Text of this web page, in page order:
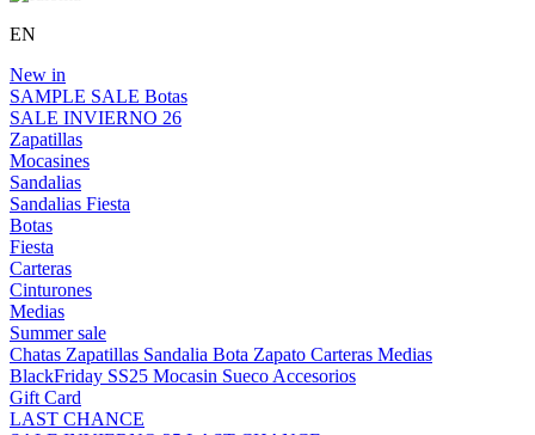
EN
New in
SAMPLE SALE Botas
SALE INVIERNO 26
Zapatillas
Mocasines
Sandalias
Sandalias Fiesta
Botas
Fiesta
Carteras
Cinturones
Medias
Summer sale
Chatas Zapatillas Sandalia Bota Zapato Carteras Medias
BlackFriday SS25 Mocasin Sueco Accesorios
Gift Card
LAST CHANCE